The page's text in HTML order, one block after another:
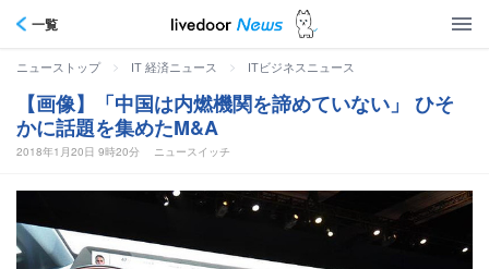
一覧
ニューストップ > IT 経済ニュース > ITビジネスニュース
【画像】「中国は内燃機関を諦めていない」 ひそ
かに話題を集めたM&A
2018年1月20日 9時20分 ニュースイッチ